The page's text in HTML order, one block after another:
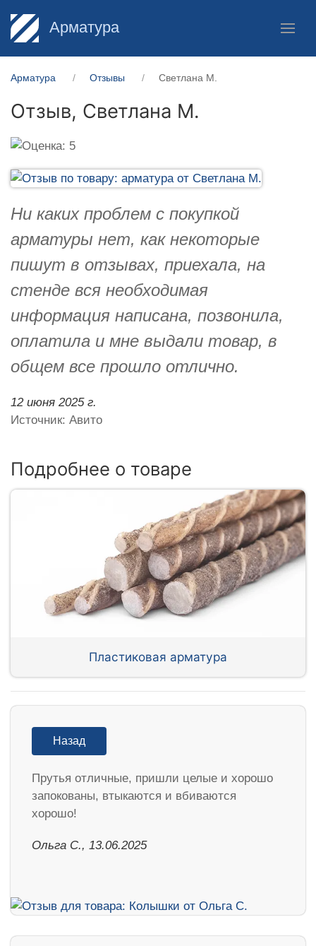
Арматура
Арматура Отзывы Светлана М.
Отзыв, Светлана М.
Ни каких проблем с покупкой
арматуры нет, как некоторые
пишут в отзывах, приехала, на
стенде вся необходимая
информация написана, позвонила,
оплатила и мне выдали товар, в
общем все прошло отлично.
12 июня 2025 г.
Источник: Авито
Подробнее о товаре
Пластиковая арматура
Назад
Прутья отличные, пришли целые и хорошо
запокованы, втыкаются и вбиваются
хорошо!
Ольга С., 13.06.2025